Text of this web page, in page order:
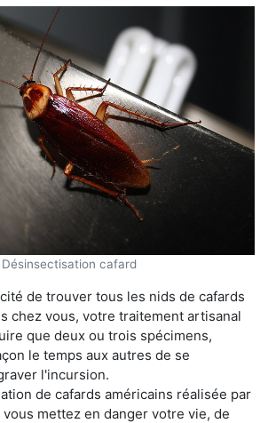
Désinsectisation cafard
de trouver tous les nids de cafards
chez vous, votre traitement artisanal
que deux ou trois spécimens,
le temps aux autres de se
l'incursion.
de cafards américains réalisée par
mettez en danger votre vie, de